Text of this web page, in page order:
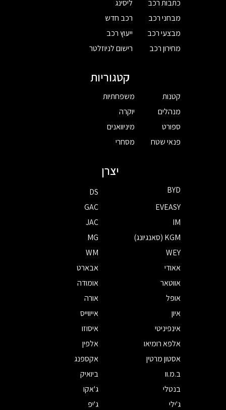
כתבות רכב
מבחני רכב
מבצעי רכב
מחירון רכב
ליסינג
רכב חדש
ייעוץ רכב
רישום לניוזלטר
קטגוריות
קטנות
מנהלים
ספורט
פנאי שטח
משפחתיות
יוקרה
מיניוואנים
מסחרי
יצרן
BYD
DS
EVEASY
GAC
IM
JAC
KGM (סאנגיונג)
MG
WEY
WM
אאודי
אבארט
אווטאר
אומודה
אופל
אורה
איון
אייווייס
אינפיניטי
איסוזו
אלפא רומיאו
אלפין
אסטון מרטין
אקספנג
ב.מ.וו
ביואיק
בנטלי
ג'אקו
ג'ילי
ג'יפ